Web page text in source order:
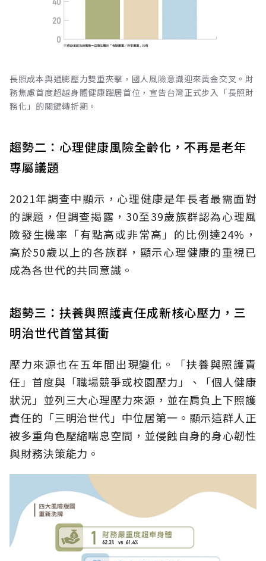
長照成本與通膨壓力雙重夾擊，國人風險意識迎來黃金交叉。財
務焦慮首度超越身體健康躍居首位，宣告台灣正式步入「長照財
務化」的關鍵轉折期。
趨勢二：心理健康風險全齡化，不再是老年
專屬議題
2021年調查中顯示，心理健康是年長者最需面對
的課題，但調查揭露，30至39歲族群認為心理風
險發生機率「有點高或非常高」的比例達24%，
高於50歲以上的各族群，顯示心理健康的重視已
成為各世代的共同意識。
趨勢三：扶養與照護責任成新核心壓力，三
明治世代首當其衝
壓力來源也在五年間出現變化。「扶養與照護責
任」首度與「職場競爭或校園壓力」、「個人健康
狀況」並列三大心理壓力來源，並在肩負上下照護
責任的「三明治世代」中位居第一。顯示這群人正
被多重角色壓縮喘息空間，並侵蝕自身的身心韌性
與財務決策能力。